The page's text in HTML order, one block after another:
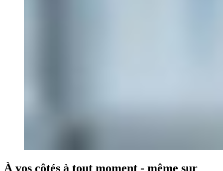
À vos côtés à tout moment - même sur